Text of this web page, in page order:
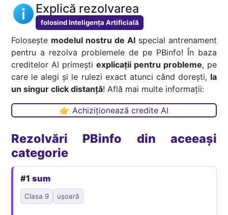
Explică rezolvarea
folosind Inteligența Artificială
Folosește modelul nostru de AIspecial antrenament
pentru a rezolva problemele de pe PBinfo! În baza
creditelor AI primești explicații pentru probleme, pe
care le alegi și le rulezi exact atunci când dorești, la
un singur click distanță! Află mai multe informații:
👉 Achiziționează credite AI
Rezolvări PBinfo din aceeași
categorie
#1sum
Clasa 9 ușoară